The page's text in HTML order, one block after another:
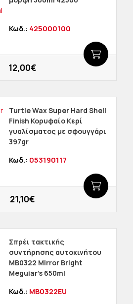
Κωδ.: 425000100
12,00€
Turtle Wax Super Hard Shell
Finish Κορυφαίο Κερί
γυαλίσματος με σφουγγάρι
397gr
Κωδ.: 053190117
21,10€
Σπρέι τακτικής
συντήρησης αυτοκινήτου
MB0322 Mirror Bright
Meguiar's 650ml
Κωδ.: MB0322EU